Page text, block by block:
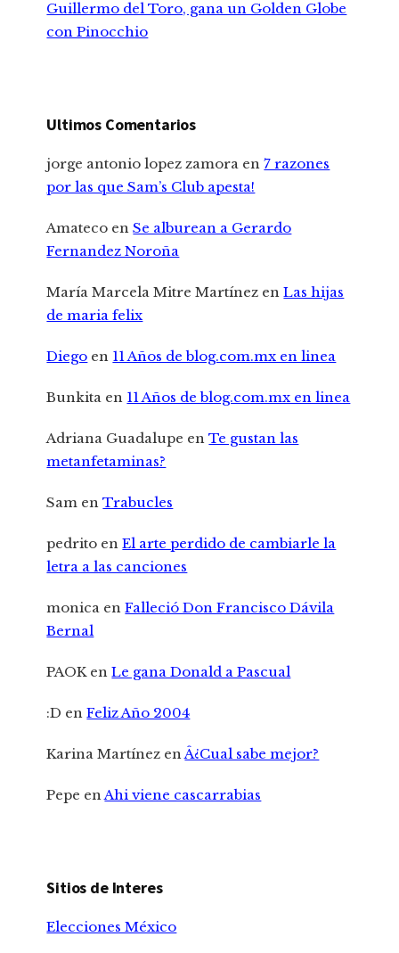
Guillermo del Toro, gana un Golden Globe
con Pinocchio
Ultimos Comentarios
jorge antonio lopez zamora en7 razones
por las que Sam’s Club apesta!
Amateco enSe alburean a Gerardo
Fernandez Noroña
María Marcela Mitre Martínez enLas hijas
de maria felix
Diego en 11 Años de blog.com.mx en linea
Bunkita en 11 Años de blog.com.mx en linea
Adriana Guadalupe enTe gustan las
metanfetaminas?
Sam enTrabucles
pedrito enEl arte perdido de cambiarle la
letra a las canciones
monica enFalleció Don Francisco Dávila
Bernal
PAOKenLe gana Donald a Pascual
:D enFeliz Año 2004
Karina Martínez enÂ¿Cual sabe mejor?
Pepe enAhi viene cascarrabias
Sitios de Interes
Elecciones México